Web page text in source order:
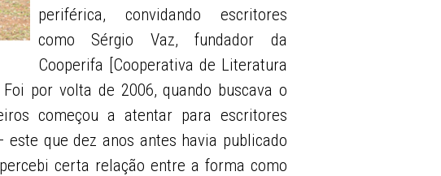
periférica, convidando escritores
como Sérgio Vaz, fundador da
Cooperifa [Cooperativa de Literatura
por volta de 2006, quando buscava o
começou a atentar para escritores
que dez anos antes havia publicado
certa relação entre a forma como